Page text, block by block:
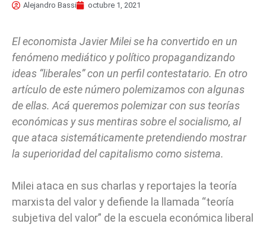
Alejandro Bassi octubre 1, 2021
El economista Javier Milei se ha convertido en un
fenómeno mediático y político propagandizando
ideas “liberales” con un perfil contestatario. En otro
artículo de este número polemizamos con algunas
de ellas. Acá queremos polemizar con sus teorías
económicas y sus mentiras sobre el socialismo, al
que ataca sistemáticamente pretendiendo mostrar
la superioridad del capitalismo como sistema.
Milei ataca en sus charlas y reportajes la teoría
marxista del valor y defiende la llamada “teoría
subjetiva del valor” de la escuela económica liberal